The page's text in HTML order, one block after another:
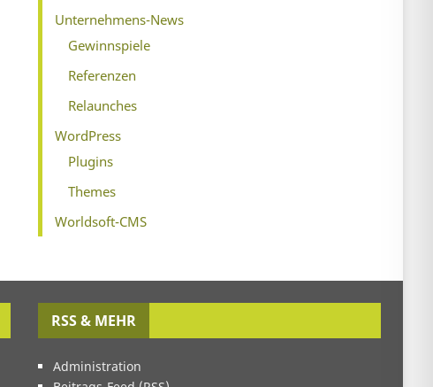
Unternehmens-News
Gewinnspiele
Referenzen
Relaunches
WordPress
Plugins
Themes
Worldsoft-CMS
RSS & MEHR
Administration